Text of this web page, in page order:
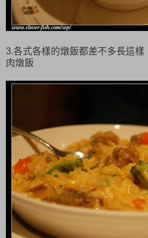
3.各式各樣的燉飯都差不多長這
肉燉飯